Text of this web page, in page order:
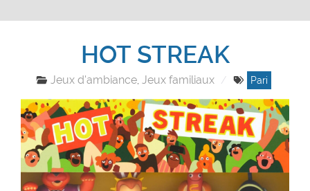
HOT STREAK
Jeux d'ambiance, Jeux familiaux Pari